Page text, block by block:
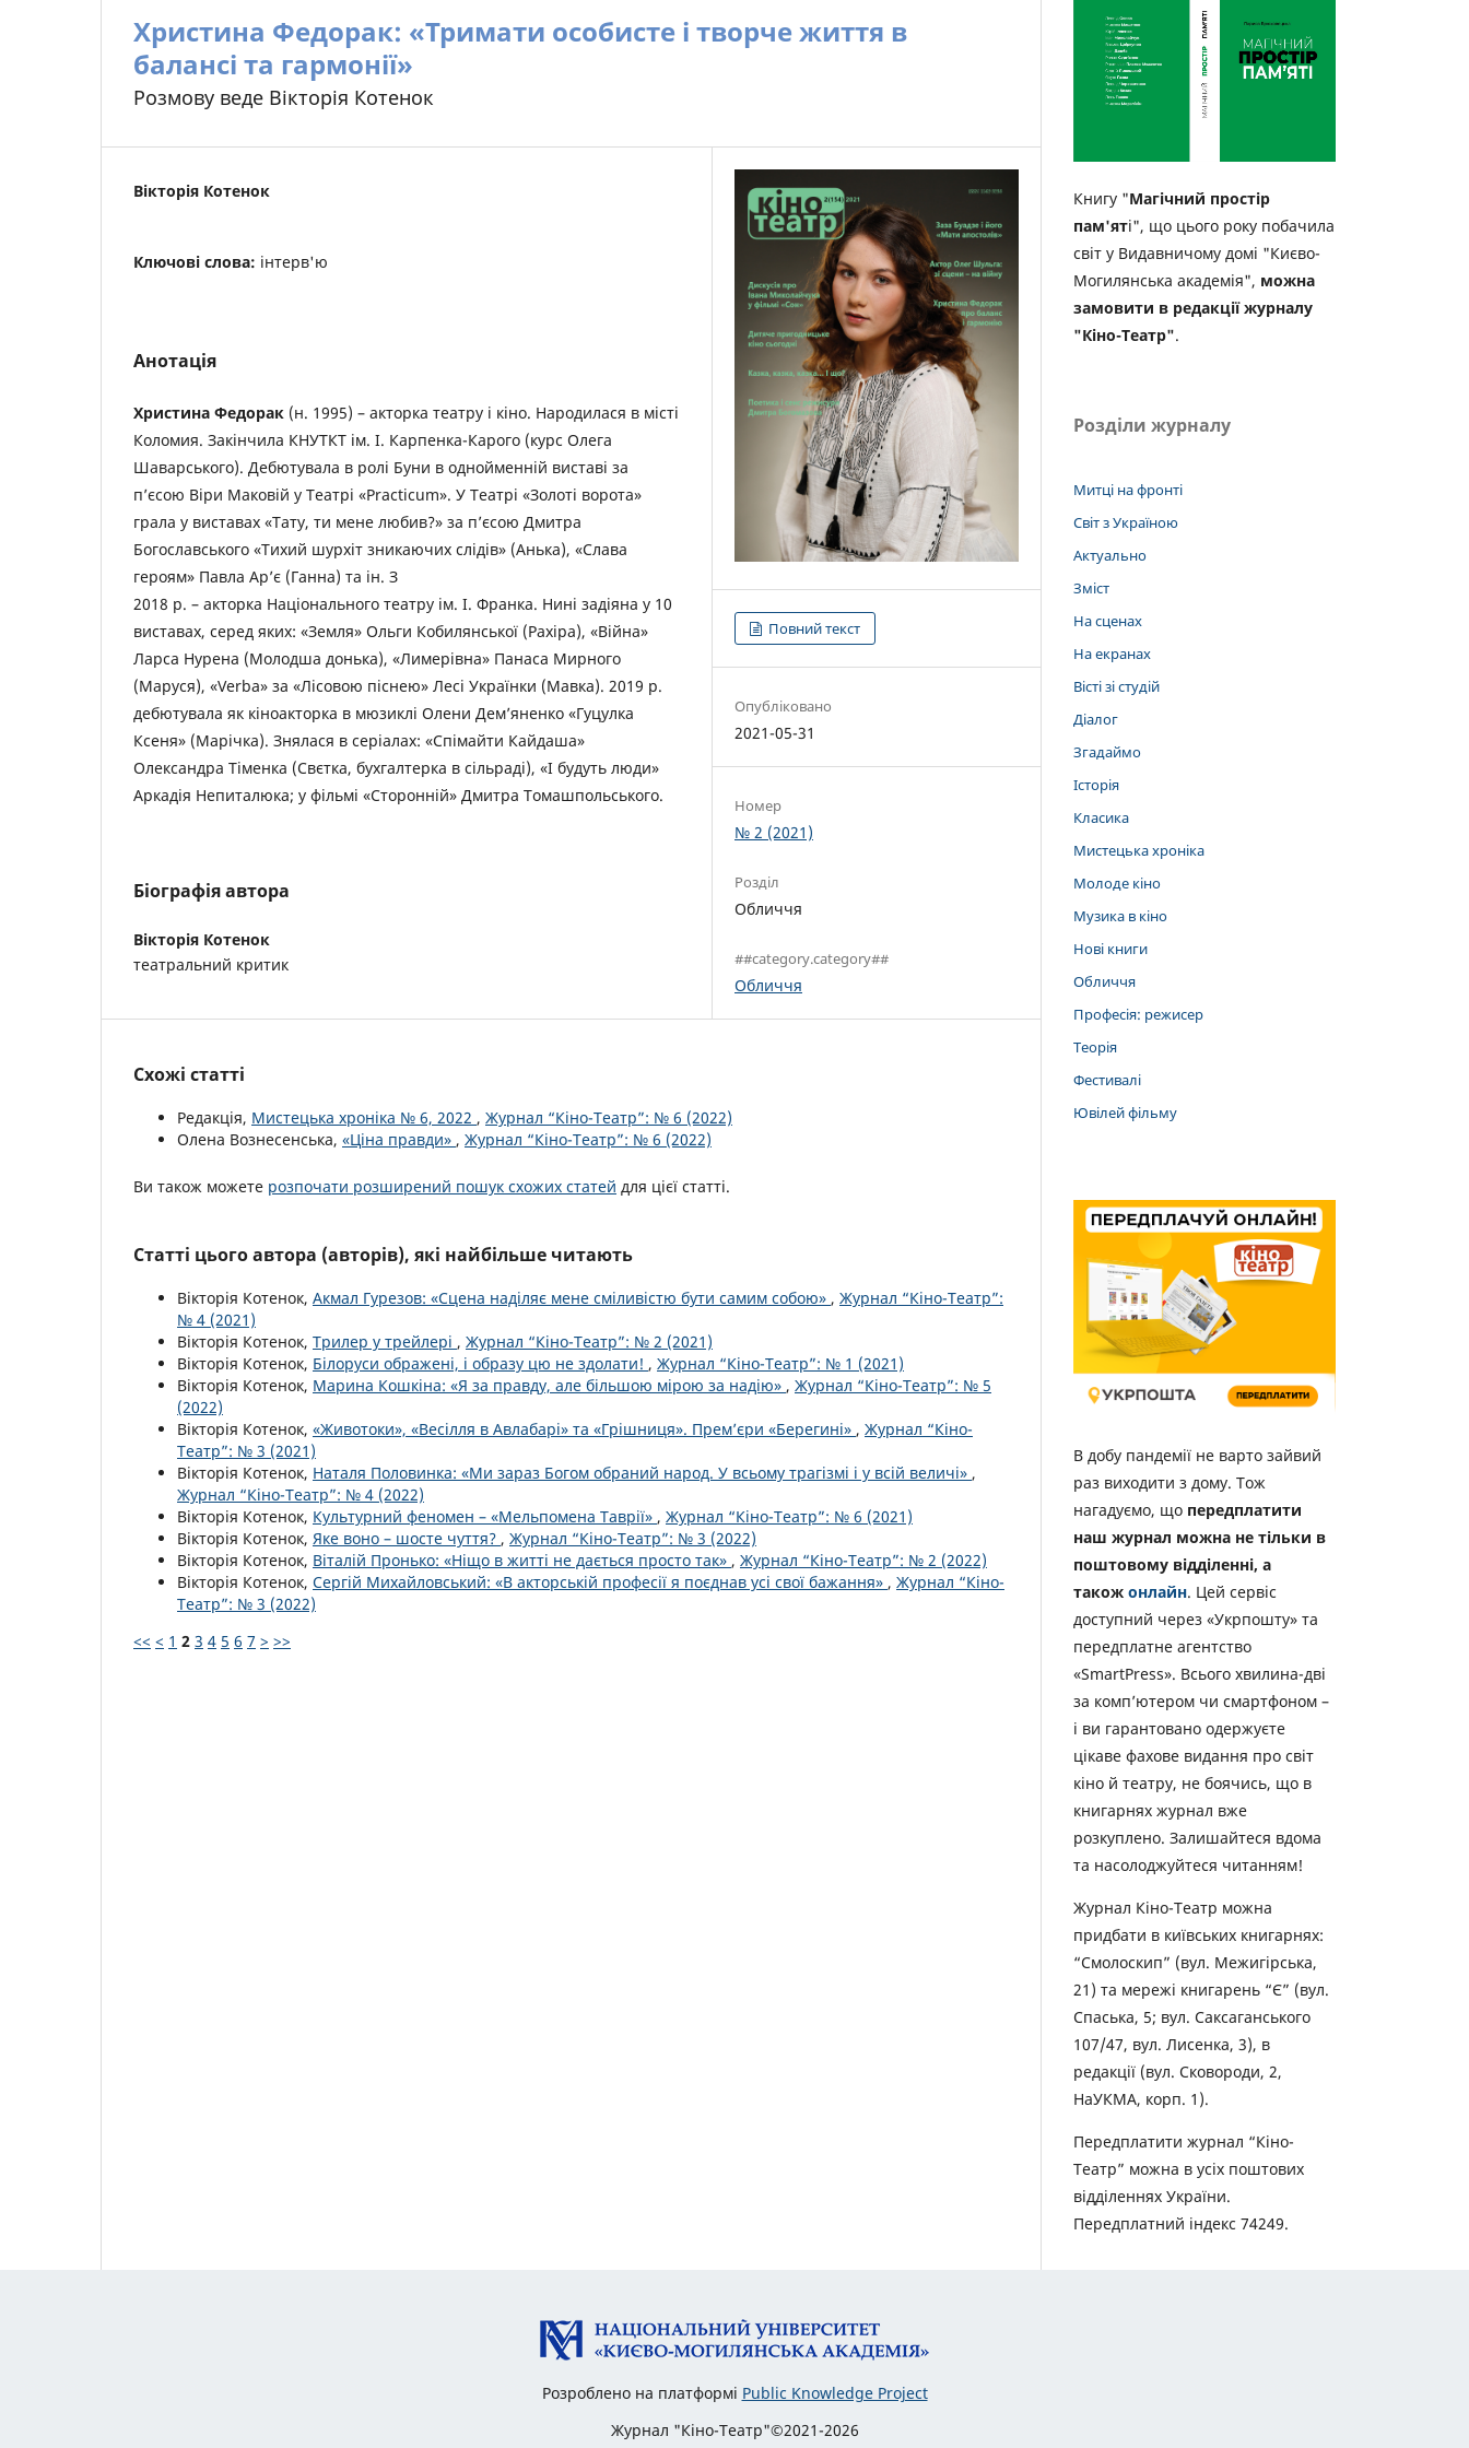
Христина Федорак: «Тримати особисте і творче життя в
балансі та гармонії»
Розмову веде Вікторія Котенок
Вікторія Котенок
Ключові слова: інтерв'ю
Анотація
Христина Федорак (н. 1995) – акторка театру і кіно. Народилася в місті
Коломия. Закінчила КНУТКТ ім. І. Карпенка-Карого (курс Олега
Шаварського). Дебютувала в ролі Буни в однойменній виставі за
п’єсою Віри Маковій у Театрі «Practicum». У Театрі «Золоті ворота»
грала у виставах «Тату, ти мене любив?» за п’єсою Дмитра
Богославського «Тихий шурхіт зникаючих слідів» (Анька), «Слава
героям» Павла Ар’є (Ганна) та ін. З
2018 р. – акторка Національного театру ім. І. Франка. Нині задіяна у 10
виставах, серед яких: «Земля» Ольги Кобилянської (Рахіра), «Війна»
Ларса Нурена (Молодша донька), «Лимерівна» Панаса Мирного
(Маруся), «Verba» за «Лісовою піснею» Лесі Українки (Мавка). 2019 р.
дебютувала як кіноакторка в мюзиклі Олени Дем’яненко «Гуцулка
Ксеня» (Марічка). Знялася в серіалах: «Спімайти Кайдаша»
Олександра Тіменка (Свєтка, бухгалтерка в сільраді), «І будуть люди»
Аркадія Непиталюка; у фільмі «Сторонній» Дмитра Томашпольського.
Біографія автора
Вікторія Котенок
театральний критик
Повний текст
Опубліковано
2021-05-31
Номер
№ 2 (2021)
Розділ
Обличчя
##category.category##
Обличчя
Схожі статті
Редакція, Мистецька хроніка № 6, 2022 , Журнал “Кіно-Театр”: № 6 (2022)
Олена Вознесенська, «Ціна правди» , Журнал “Кіно-Театр”: № 6 (2022)
Ви також можете розпочати розширений пошук схожих статей для цієї статті.
Статті цього автора (авторів), які найбільше читають
Вікторія Котенок, Акмал Гурезов: «Сцена наділяє мене сміливістю бути самим собою» , Журнал “Кіно-Театр”:
№ 4 (2021)
Вікторія Котенок, Трилер у трейлері , Журнал “Кіно-Театр”: № 2 (2021)
Вікторія Котенок, Білоруси ображені, і образу цю не здолати! , Журнал “Кіно-Театр”: № 1 (2021)
Вікторія Котенок, Марина Кошкіна: «Я за правду, але більшою мірою за надію» , Журнал “Кіно-Театр”: № 5
(2022)
Вікторія Котенок, «Животоки», «Весілля в Авлабарі» та «Грішниця». Прем’єри «Берегині» , Журнал “Кіно-
Театр”: № 3 (2021)
Вікторія Котенок, Наталя Половинка: «Ми зараз Богом обраний народ. У всьому трагізмі і у всій величі» ,
Журнал “Кіно-Театр”: № 4 (2022)
Вікторія Котенок, Культурний феномен – «Мельпомена Таврії» , Журнал “Кіно-Театр”: № 6 (2021)
Вікторія Котенок, Яке воно – шосте чуття? , Журнал “Кіно-Театр”: № 3 (2022)
Вікторія Котенок, Віталій Пронько: «Ніщо в житті не дається просто так» , Журнал “Кіно-Театр”: № 2 (2022)
Вікторія Котенок, Сергій Михайловський: «В акторській професії я поєднав усі свої бажання» , Журнал “Кіно-
Театр”: № 3 (2022)
<< < 1 2 3 4 5 6 7 > >>
Книгу "Магічний простір
пам'яті", що цього року побачила
світ у Видавничому домі "Києво-
Могилянська академія", можна
замовити в редакції журналу
"Кіно-Театр".
Розділи журналу
Митці на фронті
Світ з Україною
Актуально
Зміст
На сценах
На екранах
Вісті зі студій
Діалог
Згадаймо
Історія
Класика
Мистецька хроніка
Молоде кіно
Музика в кіно
Нові книги
Обличчя
Професія: режисер
Теорія
Фестивалі
Ювілей фільму
В добу пандемії не варто зайвий
раз виходити з дому. Тож
нагадуємо, що передплатити
наш журнал можна не тільки в
поштовому відділенні, а
також онлайн. Цей сервіс
доступний через «Укрпошту» та
передплатне агентство
«SmartPress». Всього хвилина-дві
за комп’ютером чи смартфоном –
і ви гарантовано одержуєте
цікаве фахове видання про світ
кіно й театру, не боячись, що в
книгарнях журнал вже
розкуплено. Залишайтеся вдома
та насолоджуйтеся читанням!
Журнал Кіно-Театр можна
придбати в київських книгарнях:
“Смолоскип” (вул. Межигірська,
21) та мережі книгарень “Є” (вул.
Спаська, 5; вул. Саксаганського
107/47, вул. Лисенка, 3), в
редакції (вул. Сковороди, 2,
НаУКМА, корп. 1).
Передплатити журнал “Кіно-
Театр” можна в усіх поштових
відділеннях України.
Передплатний індекс 74249.
Розроблено на платформі Public Knowledge Project
Журнал "Кіно-Театр"©2021-2026